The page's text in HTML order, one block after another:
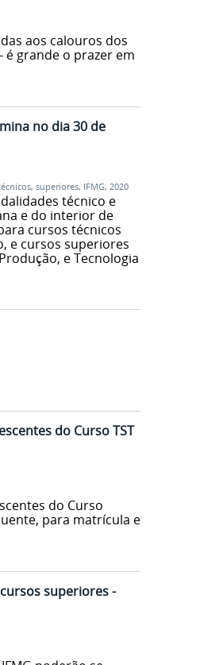
aos calouros dos
é grande o prazer em
no dia 30 de
, superiores, IFMG, 2020
técnico e
e do interior de
cursos técnicos
e cursos superiores
e Tecnologia
do Curso TST
do Curso
para matrícula e
superiores -